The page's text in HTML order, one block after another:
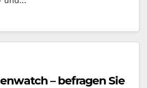
– befragen Sie